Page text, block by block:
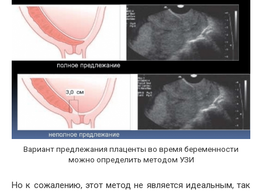
Вариант предлежания плаценты во время беременности
можно определить методом УЗИ
Но к сожалению, этот метод не является идеальным, так